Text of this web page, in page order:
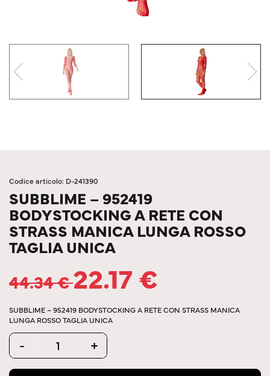
Codice articolo: D-241390
SUBBLIME – 952419
BODYSTOCKING A RETE CON
STRASS MANICA LUNGA ROSSO
TAGLIA UNICA
44.34€22.17€
SUBBLIME – 952419 BODYSTOCKING A RETE CON STRASS MANICA
LUNGA ROSSO TAGLIA UNICA
Quantity
- +